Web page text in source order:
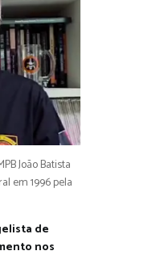
João Batista
em 1996 pela
de
nos